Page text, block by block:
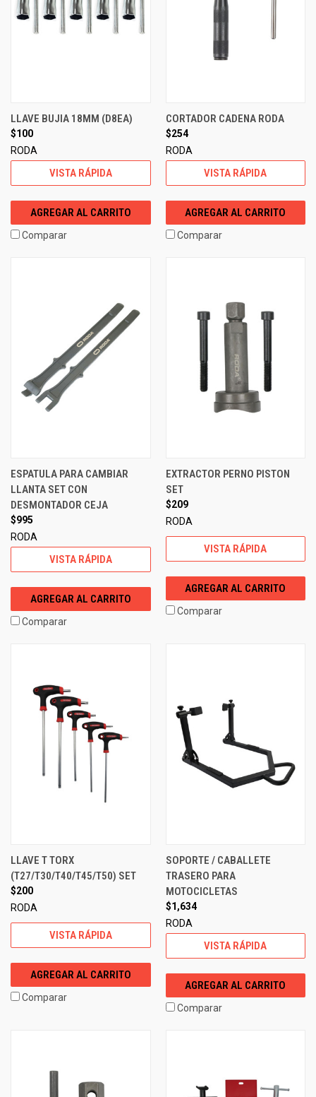
LLAVE BUJIA 18MM (D8EA)
$100
RODA
VISTA RÁPIDA
AGREGAR AL CARRITO
Comparar
CORTADOR CADENA RODA
$254
RODA
VISTA RÁPIDA
AGREGAR AL CARRITO
Comparar
ESPATULA PARA CAMBIAR
LLANTA SET CON
DESMONTADOR CEJA
$995
RODA
VISTA RÁPIDA
AGREGAR AL CARRITO
Comparar
EXTRACTOR PERNO PISTON
SET
$209
RODA
VISTA RÁPIDA
AGREGAR AL CARRITO
Comparar
LLAVE T TORX
(T27/T30/T40/T45/T50) SET
$200
RODA
VISTA RÁPIDA
AGREGAR AL CARRITO
Comparar
SOPORTE / CABALLETE
TRASERO PARA
MOTOCICLETAS
$1,634
RODA
VISTA RÁPIDA
AGREGAR AL CARRITO
Comparar